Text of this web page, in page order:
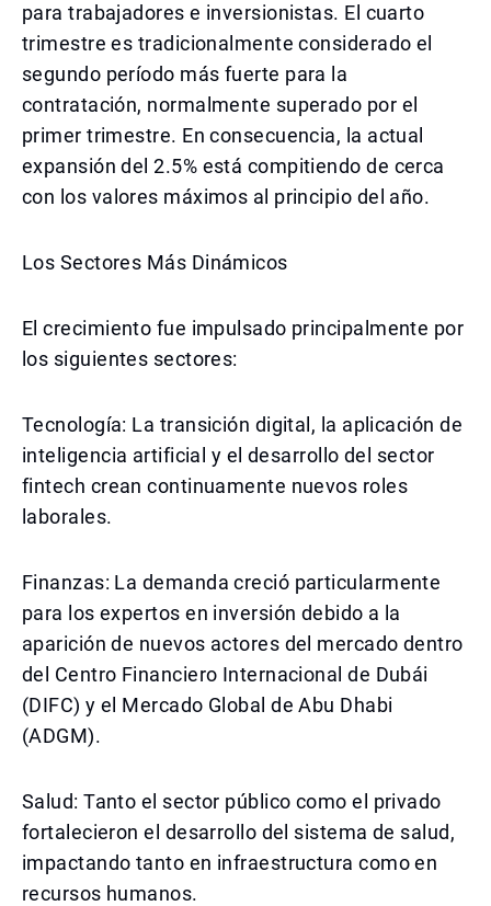
para trabajadores e inversionistas. El cuarto
trimestre es tradicionalmente considerado el
segundo período más fuerte para la
contratación, normalmente superado por el
primer trimestre. En consecuencia, la actual
expansión del 2.5% está compitiendo de cerca
con los valores máximos al principio del año.
Los Sectores Más Dinámicos
El crecimiento fue impulsado principalmente por
los siguientes sectores:
Tecnología: La transición digital, la aplicación de
inteligencia artificial y el desarrollo del sector
fintech crean continuamente nuevos roles
laborales.
Finanzas: La demanda creció particularmente
para los expertos en inversión debido a la
aparición de nuevos actores del mercado dentro
del Centro Financiero Internacional de Dubái
(DIFC) y el Mercado Global de Abu Dhabi
(ADGM).
Salud: Tanto el sector público como el privado
fortalecieron el desarrollo del sistema de salud,
impactando tanto en infraestructura como en
recursos humanos.